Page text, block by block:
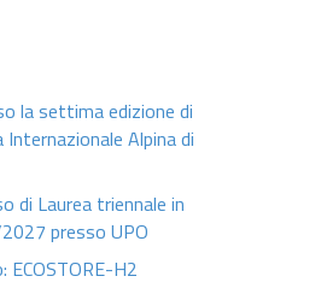
la settima edizione di
Internazionale Alpina di
di Laurea triennale in
presso UPO
H2